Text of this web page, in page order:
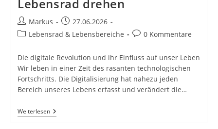
Lebensrad drehen
Beitrags-
Autor:
Markus
Beitrag
veröffentlicht:
27.06.2026
Beitrags-
Lebensrad & Lebensbereiche
Beitrags-
0 Kommentare
Die digitale Revolution und ihr Einfluss auf unser Leben
Wir leben in einer Zeit des rasanten technologischen
Fortschritts. Die Digitalisierung hat nahezu jeden
Bereich unseres Lebens erfasst und verändert die…
WeiterlesenTechnologie
Und